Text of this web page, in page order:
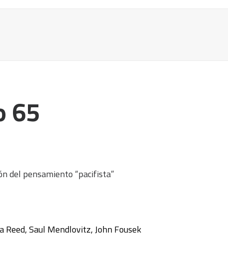
65
del pensamiento “pacifista”
Saul Mendlovitz, John Fousek